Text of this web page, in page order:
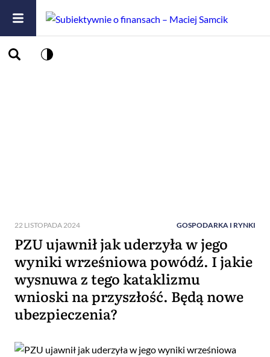
22 LISTOPADA 2024 GOSPODARKA I RYNKI
PZU ujawnił jak uderzyła w jego
wyniki wrześniowa powódź. I jakie
wysnuwa z tego kataklizmu
wnioski na przyszłość. Będą nowe
ubezpieczenia?